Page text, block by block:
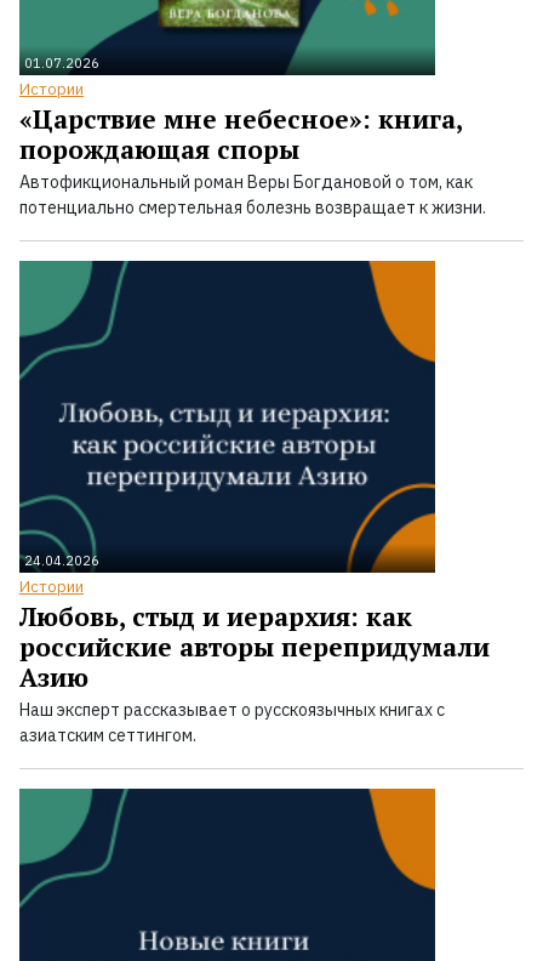
01.07.2026
Истории
«Царствие мне небесное»: книга,
порождающая споры
Автофикциональный роман Веры Богдановой о том, как
потенциально смертельная болезнь возвращает к жизни.
24.04.2026
Истории
Любовь, стыд и иерархия: как
российские авторы перепридумали
Азию
Наш эксперт рассказывает о русскоязычных книгах с
азиатским сеттингом.